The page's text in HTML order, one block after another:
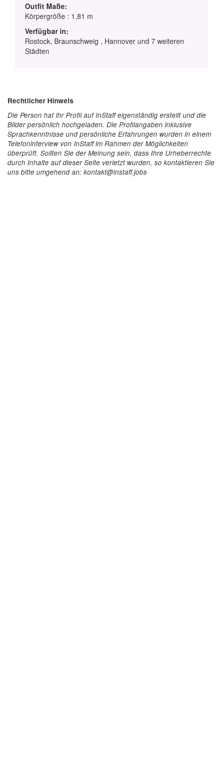
Outfit Maße:
Körpergröße : 1,81 m
Verfügbar in:
Rostock, Braunschweig , Hannover und 7 weiteren
Städten
Rechtlicher Hinweis
Die Person hat ihr Profil auf InStaff eigenständig erstellt und die
Bilder persönlich hochgeladen. Die Profilangaben inklusive
Sprachkenntnisse und persönliche Erfahrungen wurden in einem
Telefoninterview von InStaff im Rahmen der Möglichkeiten
überprüft. Sollten Sie der Meinung sein, dass Ihre Urheberrechte
durch Inhalte auf dieser Seite verletzt wurden, so kontaktieren Sie
uns bitte umgehend an: kontakt@instaff.jobs